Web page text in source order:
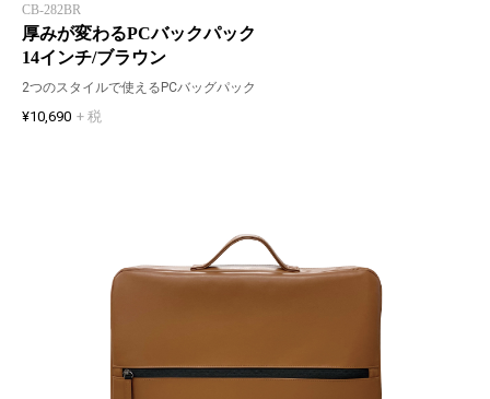
CB-282BR
厚みが変わるPCバックパック
14インチ/ブラウン
2つのスタイルで使えるPCバッグパック
¥10,690 + 税